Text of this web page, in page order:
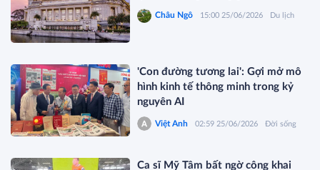
Châu Ngô 15:00 25/06/2026 Du lịch
'Con đường tương lai': Gợi mở mô
hình kinh tế thông minh trong kỷ
nguyên AI
Việt Anh 02:59 25/06/2026 Đời sống
Ca sĩ Mỹ Tâm bất ngờ công khai